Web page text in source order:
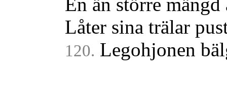
Låter sina trälar
120. Legohjonen